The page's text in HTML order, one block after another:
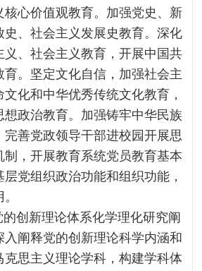
核心价值观教育。加强党史、新
史、社会主义发展史教育。深化
义、社会主义教育，开展中国共
育。坚定文化自信，加强社会主
化和中华优秀传统文化教育，
想政治教育。加强铸牢中华民族
完善党政领导干部进校园开展思
制，开展教育系统党员教育基本
党组织政治功能和组织功能，
的创新理论体系化学理化研究阐
阐释党的创新理论科学内涵和
克思主义理论学科，构建学科体